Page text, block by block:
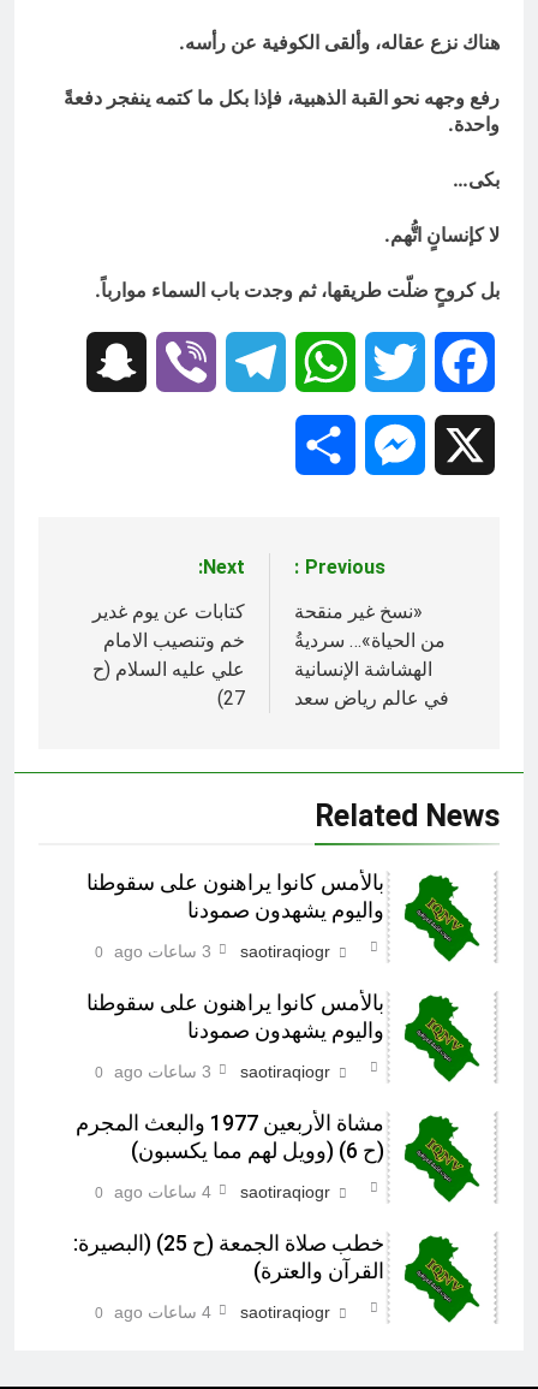
هناك نزع عقاله، وألقى الكوفية عن رأسه.
رفع وجهه نحو القبة الذهبية، فإذا بكل ما كتمه ينفجر دفعةً
واحدة.
بكى…
لا كإنسانٍ اتُّهم.
بل كروحٍ ضلّت طريقها، ثم وجدت باب السماء موارباً.
Facebook
Twitter
WhatsApp
Telegram
Viber
Messenger
المقالات
Previous:
«نسخ غير منقحة
من الحياة»… سرديةُ
الهشاشة الإنسانية
في عالم رياض سعد
Next:
كتابات عن يوم غدير
خم وتنصيب الامام
علي عليه السلام (ح
27)
Related News
بالأمس كانوا يراهنون على سقوطنا
واليوم يشهدون صمودنا
saotiraqiogr 3 ساعات ago 0
بالأمس كانوا يراهنون على سقوطنا
واليوم يشهدون صمودنا
saotiraqiogr 3 ساعات ago 0
مشاة الأربعين 1977 والبعث المجرم
(ح 6) (وويل لهم مما يكسبون)
saotiraqiogr 4 ساعات ago 0
خطب صلاة الجمعة (ح 25) (البصيرة:
القرآن والعترة)
saotiraqiogr 4 ساعات ago 0